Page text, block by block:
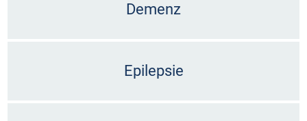
Demenz
Epilepsie